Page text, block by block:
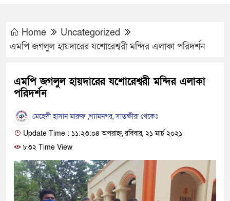
Home
Uncategorized
এমপি জগলুল হায়দারের যশোরেশ্বরী মন্দির এলাকা পরিদর্শন
এমপি জগলুল হায়দারের যশোরেশ্বরী মন্দির এলাকা
পরিদর্শন
মেহেদী হাসান মারুফ ,শ্যামনগর, সাতক্ষীরা থেকেঃ
Update Time : ১১:২৩:০৪ অপরাহ্ন, রবিবার, ২১ মার্চ ২০২১
৮৩২ Time View